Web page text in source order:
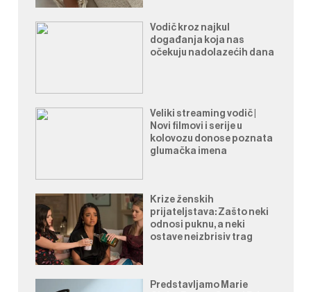
Vodič kroz najkul
događanja koja nas
očekuju nadolazećih dana
Veliki streaming vodič |
Novi filmovi i serije u
kolovozu donose poznata
glumačka imena
Krize ženskih
prijateljstava: Zašto neki
odnosi puknu, a neki
ostave neizbrisiv trag
Predstavljamo Marie